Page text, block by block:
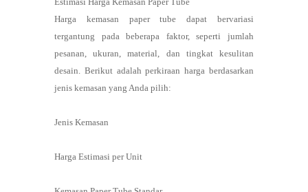
Harga kemasan paper tube dapat bervariasi
tergantung pada beberapa faktor, seperti jumlah
pesanan, ukuran, material, dan tingkat kesulitan
desain. Berikut adalah perkiraan harga berdasarkan
jenis kemasan yang Anda pilih:
Jenis Kemasan
Harga Estimasi per Unit